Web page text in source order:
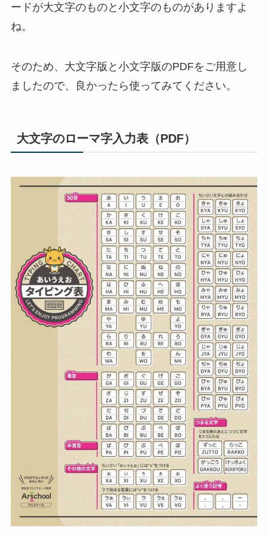
ードが大文字のものと小文字のものがありますよ
ね。
そのため、大文字版と小文字版のPDFをご用意し
ましたので、良かったら使ってみてください。
大文字のローマ字入力表（PDF）